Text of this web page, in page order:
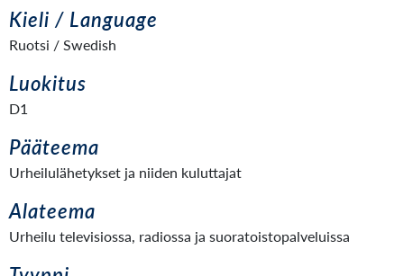
Kieli / Language
Ruotsi / Swedish
Luokitus
D1
Pääteema
Urheilulähetykset ja niiden kuluttajat
Alateema
Urheilu televisiossa, radiossa ja suoratoistopalveluissa